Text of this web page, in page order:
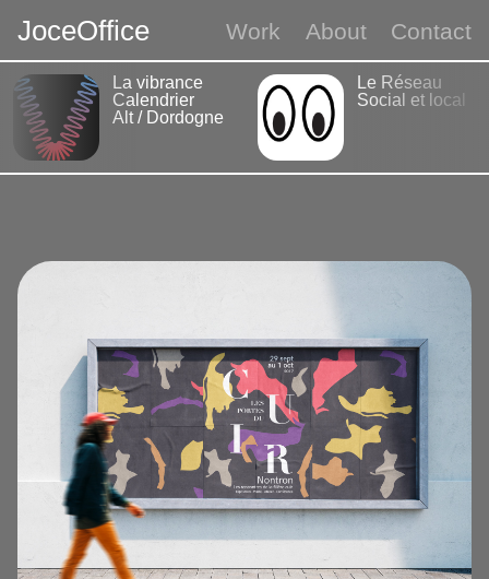
JoceOffice Work About Contact
La vibrance
Calendrier
Alt / Dordogne
Le Réseau
Social et local